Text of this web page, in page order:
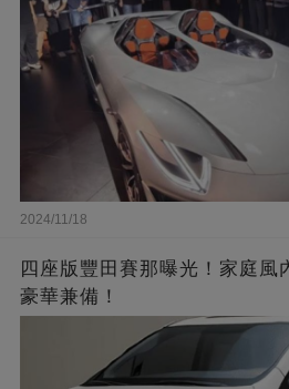
2024/11/18
四座版豐田賽那曝光！家庭風
豪華兼備！